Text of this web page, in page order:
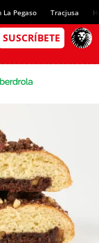
La Pegaso Tracjusa